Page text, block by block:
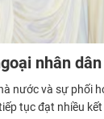
nhân
nước và sự phối
tục đạt nhiều